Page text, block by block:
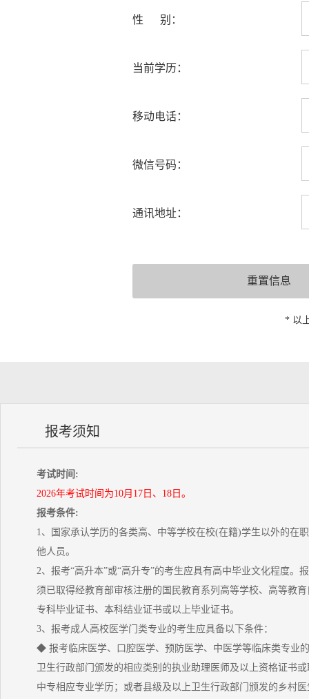
性 别：
当前学历：
移动电话：
微信号码：
通讯地址：
* 以
报考须知
考试时间:
2026年考试时间为10月17日、18日。
报考条件:
1、国家承认学历的各类高、中等学校在校(在籍)学生以外的在
他人员。
2、报考“高升本”或“高升专”的考生应具有高中毕业文化程度。
须已取得经教育部审核注册的国民教育系列高等学校、高等教
专科毕业证书、本科结业证书或以上毕业证书。
3、报考成人高校医学门类专业的考生应具备以下条件：
◆ 报考临床医学、口腔医学、预防医学、中医学等临床类专业
卫生行政部门颁发的相应类别的执业助理医师及以上资格证书
中专相应专业学历；或者县级及以上卫生行政部门颁发的乡村